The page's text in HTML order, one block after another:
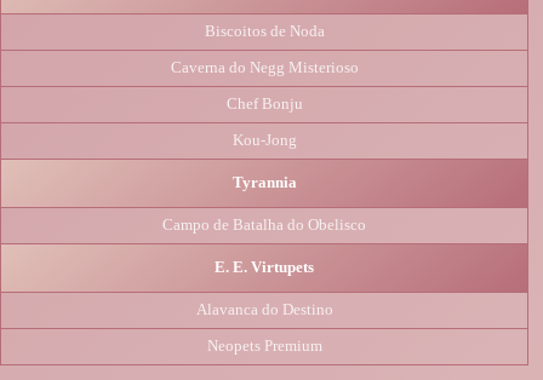
Biscoitos de Noda
Caverna do Negg Misterioso
Chef Bonju
Kou-Jong
Tyrannia
Campo de Batalha do Obelisco
E. E. Virtupets
Alavanca do Destino
Neopets Premium